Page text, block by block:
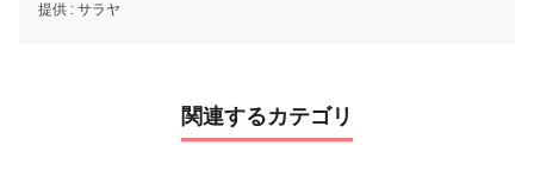
提供 : サラヤ
関連するカテゴリ